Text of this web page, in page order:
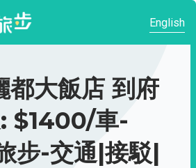
English
都大飯店 到府
$1400/車-
步-交通|接駁|